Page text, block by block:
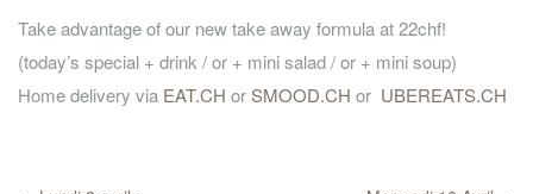
Take advantage of our new take away formula at 22chf!
(today’s special + drink / or + mini salad / or + mini soup)
Home delivery via EAT.CH orSMOOD.CH or UBEREATS.CH